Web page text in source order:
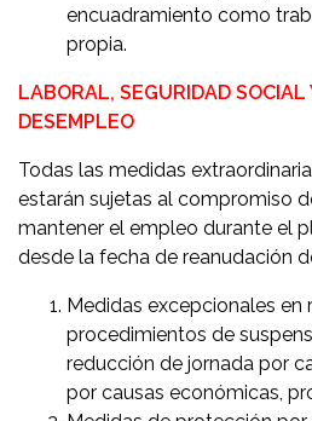
encuadramiento como
propia.
LABORAL, SEGURIDAD SOCIAL
DESEMPLEO
Todas las medidas
estarán sujetas al compromiso
mantener el empleo durante el
desde la fecha de reanudación
Medidas excepcionales en
procedimientos de
reducción de jornada por
por causas económicas,